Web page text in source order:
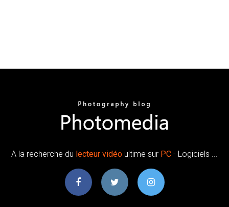
A la recherche du lecteur vidéo ultime sur PC - Logiciels ...